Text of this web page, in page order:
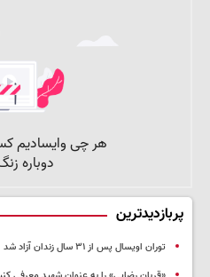
پربازدیدترین
توران اویسال پس از ۳۱ سال زندان آزاد شد